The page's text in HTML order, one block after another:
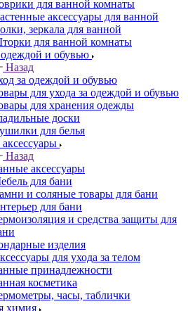
для ванной комнаты
аксессуары для ванной
зеркала для ванной
для ванной комнаты
одеждой и обувью
Назад
за одеждой и обувью
для ухода за одеждой и обувью
для хранения одежды
доски
для белья
Назад
аксессуары
для бани
и соляные товары для бани
для бани
и средства защиты для
изделия
для ухода за телом
принадлежности
косметика
часы, таблички
химия